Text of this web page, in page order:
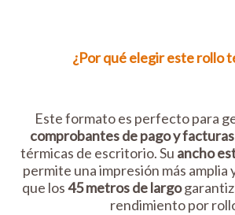
¿Por qué elegir esterollo
Este formato es perfecto para
comprobantes de pago y facturas
térmicas de escritorio. Su ancho
permite una impresión más amplia
que los45 metros de largo
rendimiento por